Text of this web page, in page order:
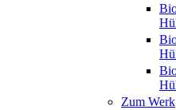
Zum Werk